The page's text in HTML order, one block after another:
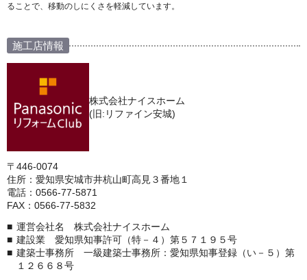
ることで、移動のしにくさを軽減しています。
施工店情報
株式会社ナイスホーム
(旧:リファイン安城)
〒446-0074
住所：愛知県安城市井杭山町高見３番地１
電話：0566-77-5871
FAX：0566-77-5832
運営会社名 株式会社ナイスホーム
建設業 愛知県知事許可（特－４）第５７１９５号
建築士事務所 一級建築士事務所：愛知県知事登録（い－５）第
１２６６８号